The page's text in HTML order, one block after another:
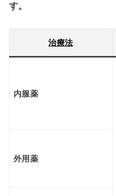
す。
治療法
内服薬
外用薬